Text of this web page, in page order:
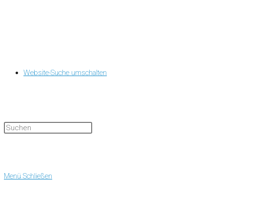
Website-Suche umschalten
Menü Schließen